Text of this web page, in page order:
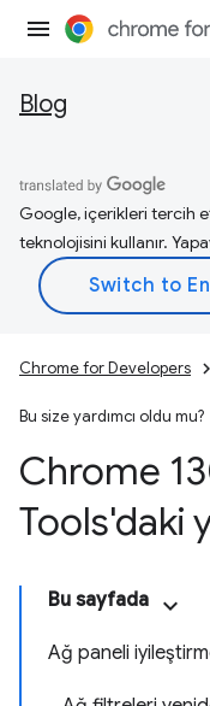
Blog
Google, içerikleri tercih
teknolojisini kullanır.
Chrome for Developers
Bu size yardımcı oldu mu?
Chrome
Tools'daki
Bu sayfada
Ağ paneli